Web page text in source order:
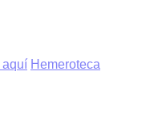
aquí Hemeroteca